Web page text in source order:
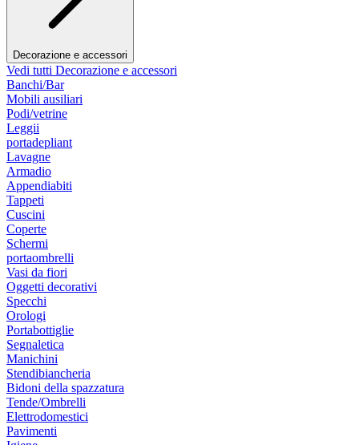
Decorazione e accessori
Vedi tutti Decorazione e accessori
Banchi/Bar
Mobili ausiliari
Podi/vetrine
Leggii
portadepliant
Lavagne
Armadio
Appendiabiti
Tappeti
Cuscini
Coperte
Schermi
portaombrelli
Vasi da fiori
Oggetti decorativi
Specchi
Orologi
Portabottiglie
Segnaletica
Manichini
Stendibiancheria
Bidoni della spazzatura
Tende/Ombrelli
Elettrodomestici
Pavimenti